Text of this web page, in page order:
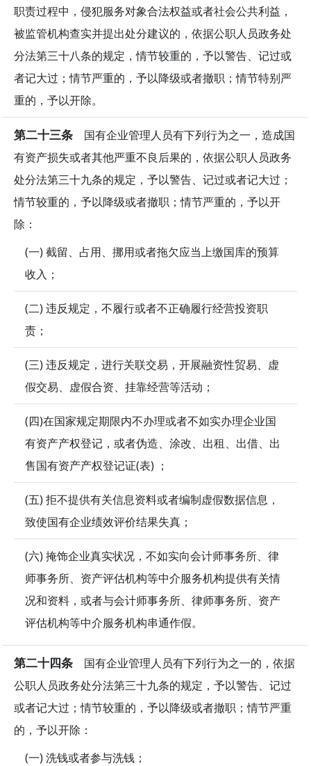
职责过程中，侵犯服务对象合法权益或者社会公共利益，
被监管机构查实并提出处分建议的，依据公职人员政务处
分法第三十八条的规定，情节较重的，予以警告、记过或
者记大过；情节严重的，予以降级或者撤职；情节特别严
重的，予以开除。
第二十三条 国有企业管理人员有下列行为之一，造成国
有资产损失或者其他严重不良后果的，依据公职人员政务
处分法第三十九条的规定，予以警告、记过或者记大过；
情节较重的，予以降级或者撤职；情节严重的，予以开
除：
(一) 截留、占用、挪用或者拖欠应当上缴国库的预算
收入；
(二) 违反规定，不履行或者不正确履行经营投资职
责；
(三) 违反规定，进行关联交易，开展融资性贸易、虚
假交易、虚假合资、挂靠经营等活动；
(四)在国家规定期限内不办理或者不如实办理企业国
有资产产权登记，或者伪造、涂改、出租、出借、出
售国有资产产权登记证(表) ；
(五) 拒不提供有关信息资料或者编制虚假数据信息，
致使国有企业绩效评价结果失真；
(六) 掩饰企业真实状况，不如实向会计师事务所、律
师事务所、资产评估机构等中介服务机构提供有关情
况和资料，或者与会计师事务所、律师事务所、资产
评估机构等中介服务机构串通作假。
第二十四条 国有企业管理人员有下列行为之一的，依据
公职人员政务处分法第三十九条的规定，予以警告、记过
或者记大过；情节较重的，予以降级或者撤职；情节严重
的，予以开除：
(一) 洗钱或者参与洗钱；